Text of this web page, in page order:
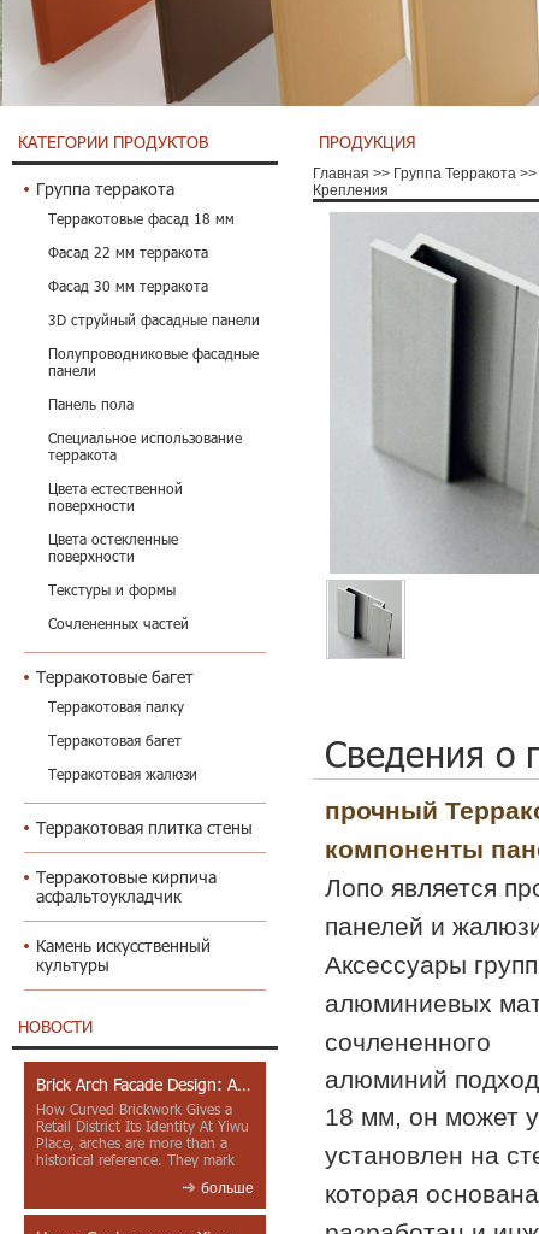
КАТЕГОРИИ ПРОДУКТОВ
Группа терракота
Терракотовые фасад 18 мм
Фасад 22 мм терракота
Фасад 30 мм терракота
3D струйный фасадные панели
Полупроводниковые фасадные
панели
Панель пола
Специальное использование
терракота
Цвета естественной
поверхности
Цвета остекленные
поверхности
Текстуры и формы
Сочлененных частей
Терракотовые багет
Терракотовая палку
Терракотовая багет
Терракотовая жалюзи
Терракотовая плитка стены
Терракотовые кирпича
асфальтоукладчик
Камень искусственный
культуры
НОВОСТИ
Brick Arch Facade Design: A Closer Look at Yiwu Place
How Curved Brickwork Gives a
Retail District Its Identity At Yiwu
Place, arches are more than a
historical reference. They mark
больше
ПРОДУКЦИЯ
Главная >> Группа Терракота >>
Крепления
Сведения о
прочный
компоненты
Лопо является
панелей и
Аксессуары
алюминиевых
сочлененного
алюминий
18 мм, он может
установлен на
которая